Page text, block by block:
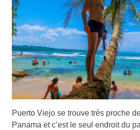
Puerto Viejo se trouve très proche
Panama et c’est le seul endroit du